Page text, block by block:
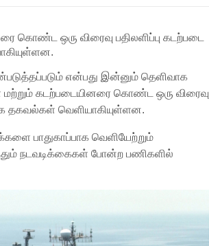
கொண்ட ஒரு விரைவு பதிலளிப்பு கடற்படை
என்பது இன்னும் தெளிவாக
மற்றும் கடற்படையினரை கொண்ட ஒரு விரைவு
தகவல்கள் வெளியாகியுள்ளன.
பாதுகாப்பாக வெளியேற்றும்
நடவடிக்கைகள் போன்ற பணிகளில்